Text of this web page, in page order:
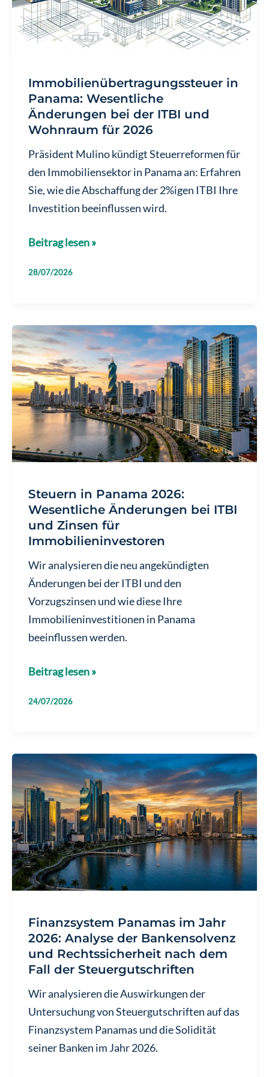
Immobilienübertragungssteuer in
Panama: Wesentliche
Änderungen bei der ITBI und
Wohnraum für 2026
Präsident Mulino kündigt Steuerreformen für
den Immobiliensektor in Panama an: Erfahren
Sie, wie die Abschaffung der 2%igen ITBI Ihre
Investition beeinflussen wird.
Immobilienübertragungssteuer
Panama:
bei
der
ITBI
und
Wohnraum
für
2026
Beitrag lesen »
28/07/2026
Steuern in Panama 2026:
Wesentliche Änderungen bei ITBI
und Zinsen für
Immobilieninvestoren
Wir analysieren die neu angekündigten
Änderungen bei der ITBI und den
Vorzugszinsen und wie diese Ihre
Immobilieninvestitionen in Panama
beeinflussen werden.
Steuern
Panama
Änderungen
bei
ITBI
und
Zinsen
für
Immobilieninvestoren
Beitrag lesen »
24/07/2026
Finanzsystem Panamas im Jahr
2026: Analyse der Bankensolvenz
und Rechtssicherheit nach dem
Fall der Steuergutschriften
Wir analysieren die Auswirkungen der
Untersuchung von Steuergutschriften auf das
Finanzsystem Panamas und die Solidität
seiner Banken im Jahr 2026.